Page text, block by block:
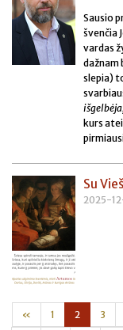
Sausio
švenčia
vardas
dažnam
slepia)
išgelbėja,
kurs
Su
2025-
« 1 2 3